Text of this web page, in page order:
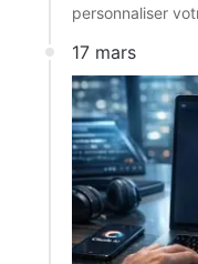
personnaliser
17 mars